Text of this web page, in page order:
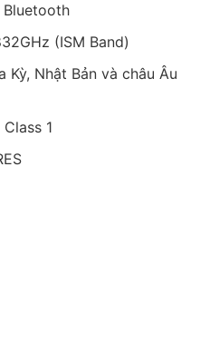
Bluetooth
(ISM Band)
Kỳ, Nhật Bản và châu Âu
1